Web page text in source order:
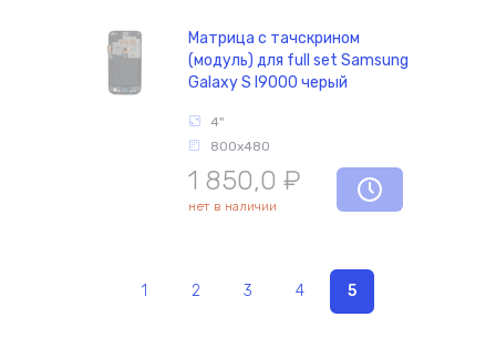
Матрица с тачскрином
(модуль) для full set Samsung
Galaxy S I9000 черый
4"
800x480
1 850,0 ₽
нет в наличии
1 2 3 4 5